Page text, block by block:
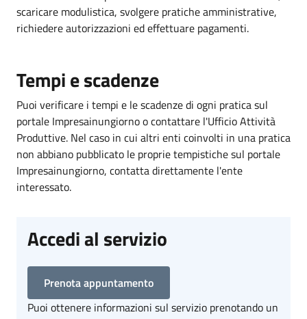
scaricare modulistica, svolgere pratiche amministrative,
richiedere autorizzazioni ed effettuare pagamenti.
Tempi e scadenze
Puoi verificare i tempi e le scadenze di ogni pratica sul
portale Impresainungiorno o contattare l'Ufficio Attività
Produttive. Nel caso in cui altri enti coinvolti in una pratica
non abbiano pubblicato le proprie tempistiche sul portale
Impresainungiorno, contatta direttamente l'ente
interessato.
Accedi al servizio
Prenota appuntamento
Puoi ottenere informazioni sul servizio prenotando un